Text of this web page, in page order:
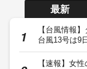
最新
【台風情報
台風13号は9
【速報】女